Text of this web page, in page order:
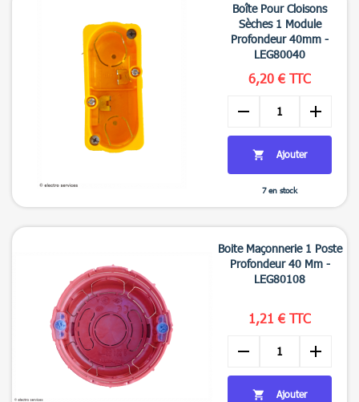
Aperçu rapide
Boîte Pour Cloisons
Sèches 1 Module
Profondeur 40mm -
LEG80040
6,20 € TTC
remove add
 Ajouter
7 en stock
Boite Maçonnerie 1 Poste
Profondeur 40 Mm -
LEG80108
1,21 € TTC
remove add
 Ajouter